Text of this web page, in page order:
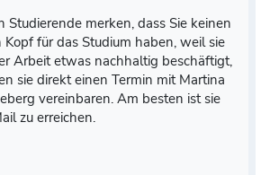
Studierende merken, dass Sie keinen
Kopf für das Studium haben, weil sie
Arbeit etwas nachhaltig beschäftigt,
sie direkt einen Termin mit Martina
vereinbaren. Am besten ist sie
zu erreichen.